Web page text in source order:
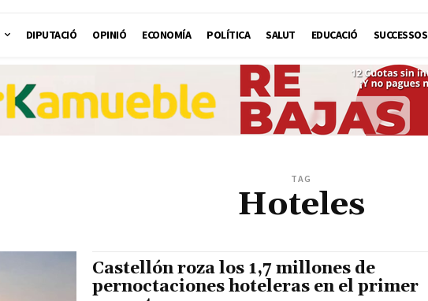
DIPUTACIÓ OPINIÓ ECONOMÍA POLÍTICA SALUT EDUCACIÓ SUCCESSOS
TAG
Hoteles
Castellón roza los 1,7 millones de
pernoctaciones hoteleras en el primer